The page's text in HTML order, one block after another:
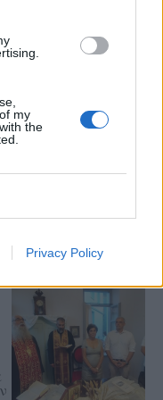
my
the
Privacy Policy